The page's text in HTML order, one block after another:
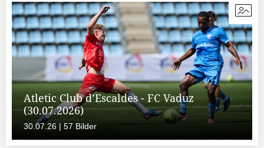
Atletic Club d’Escaldes - FC Vaduz
(30.07.2026)
30.07.26 | 57 Bilder